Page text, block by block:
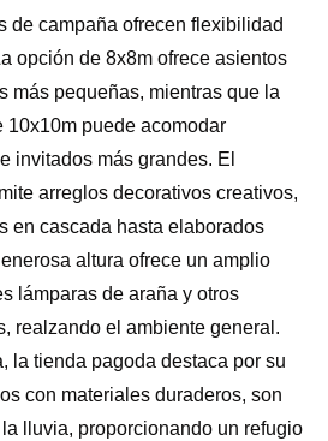
de campaña ofrecen flexibilidad
opción de 8x8m ofrece asientos
más pequeñas, mientras que la
10x10m puede acomodar
invitados más grandes. El
arreglos decorativos creativos,
en cascada hasta elaborados
altura ofrece un amplio
lámparas de araña y otros
realzando el ambiente general.
la tienda pagoda destaca por su
con materiales duraderos, son
lluvia, proporcionando un refugio